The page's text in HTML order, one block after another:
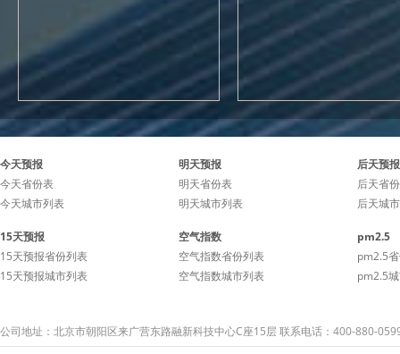
今天预报
今天省份表
今天城市列表
明天预报
明天省份表
明天城市列表
后天预报
后天省
后天城
15天预报
15天预报省份列表
15天预报城市列表
空气指数
空气指数省份列表
空气指数城市列表
pm2.5
pm2.5
pm2.5
公司地址：北京市朝阳区来广营东路融新科技中心C座15层 联系电话：400-880-